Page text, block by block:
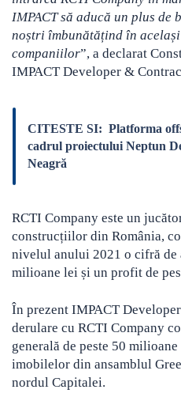
IMPACT să aducă un plus
noștri îmbunătățind în
companiilor”, a declarat
IMPACT Developer &
CITESTE SI: Platforma
cadrul proiectului Neptun
Neagră
RCTI Company este un
construcțiilor din România,
nivelul anului 2021 o cifră
milioane lei și un profit de
În prezent IMPACT
derulare cu RCTI Company
generală de peste 50
imobilelor din ansamblul
nordul Capitalei.